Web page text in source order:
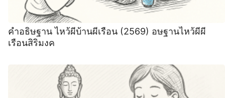
คำอธิษฐาน ไหว้ผีบ้านผีเรือน (2569) อษฐานไหว้ผีผี
เรือนสิริมงค